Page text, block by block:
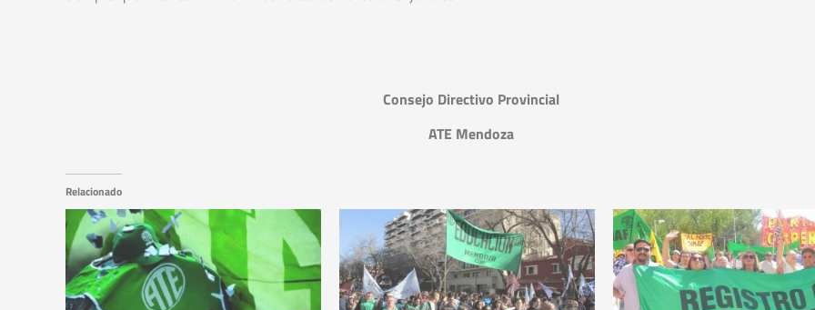
Consejo Directivo Provincial
ATE Mendoza
Relacionado